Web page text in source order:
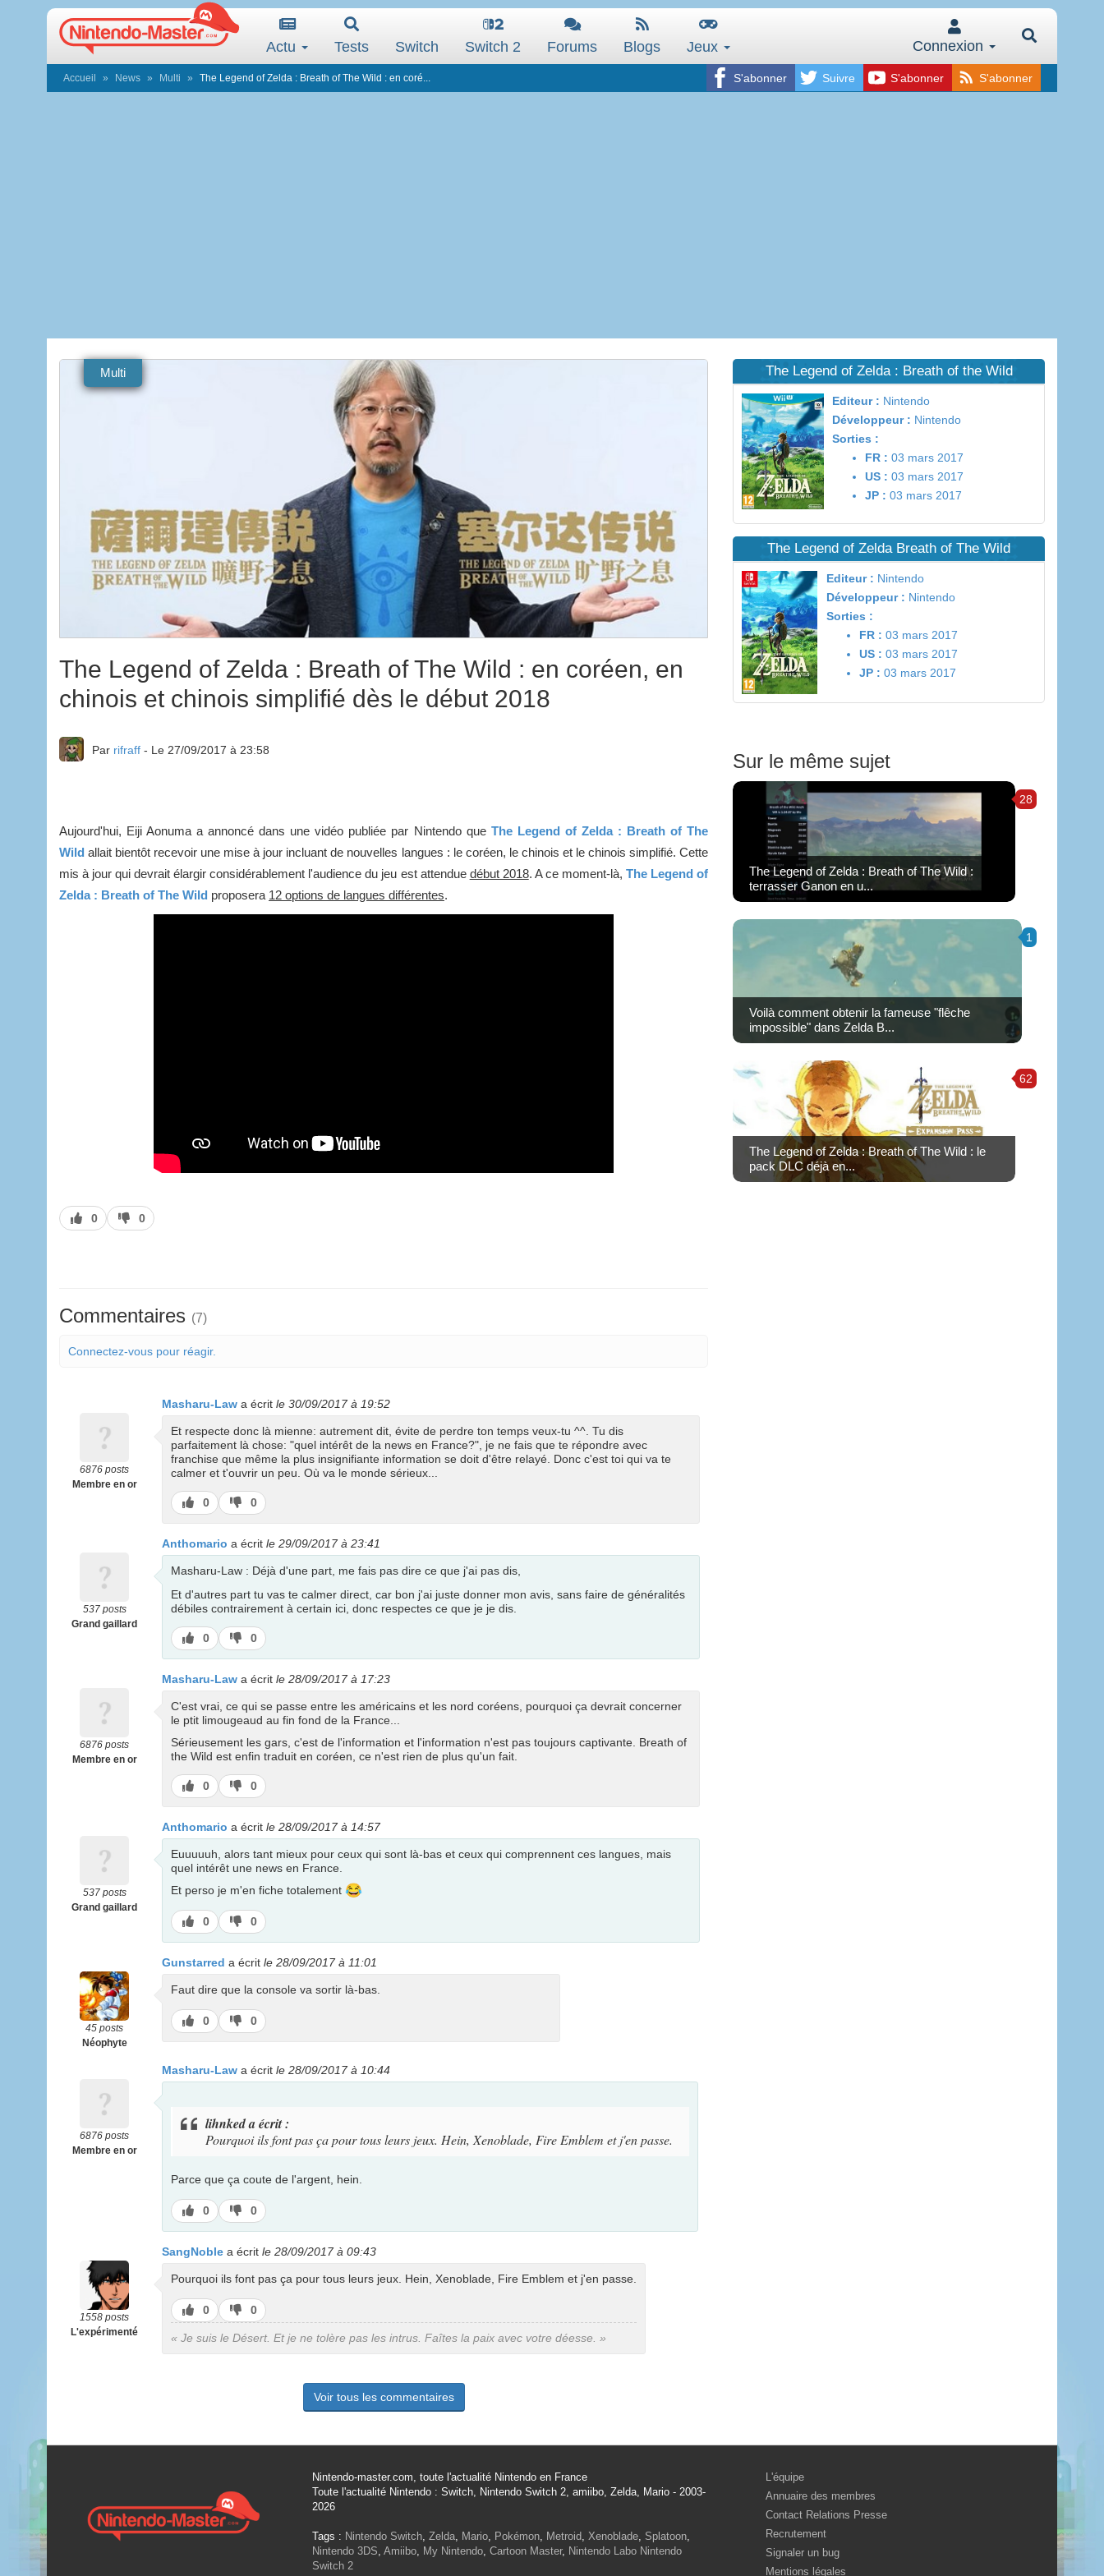
Actu Tests Switch Switch 2 Forums Blogs Jeux Connexion
S'abonner Suivre S'abonner S'abonner
Accueil News Multi The Legend of Zelda : Breath of The Wild : en coré...
Multi
The Legend of Zelda : Breath of The Wild : en coréen, en
chinois et chinois simplifié dès le début 2018
Par rifraff - Le 27/09/2017 à 23:58
Aujourd'hui, Eiji Aonuma a annoncé dans une vidéo publiée par Nintendo que The Legend of Zelda : Breath of The
Wild allait bientôt recevoir une mise à jour incluant de nouvelles langues : le coréen, le chinois et le chinois simplifié. Cette
mis à jour qui devrait élargir considérablement l'audience du jeu est attendue début 2018. A ce moment-là, The Legend of
Zelda : Breath of The Wild ​proposera 12 options de langues différentes.
J’aime
0
J’aime
pas
0
Commentaires (7)
Connectez-vous pour réagir.
6876 posts
Membre en or
Masharu-Law a écrit le 30/09/2017 à 19:52
Et respecte donc là mienne: autrement dit, évite de perdre ton temps veux-tu ^^. Tu dis
parfaitement là chose: "quel intérêt de la news en France?", je ne fais que te répondre avec
franchise que même la plus insignifiante information se doit d'être relayé. Donc c'est toi qui va te
calmer et t'ouvrir un peu. Où va le monde sérieux...
J’aime
0
J’aime
pas
0
537 posts
Grand gaillard
Anthomario a écrit le 29/09/2017 à 23:41
Masharu-Law : Déjà d'une part, me fais pas dire ce que j'ai pas dis,
Et d'autres part tu vas te calmer direct, car bon j'ai juste donner mon avis, sans faire de généralités
débiles contrairement à certain ici, donc respectes ce que je je dis.
J’aime
0
J’aime
pas
0
6876 posts
Membre en or
Masharu-Law a écrit le 28/09/2017 à 17:23
C'est vrai, ce qui se passe entre les américains et les nord coréens, pourquoi ça devrait concerner
le ptit limougeaud au fin fond de la France...
Sérieusement les gars, c'est de l'information et l'information n'est pas toujours captivante. Breath of
the Wild est enfin traduit en coréen, ce n'est rien de plus qu'un fait.
J’aime
0
J’aime
pas
0
537 posts
Grand gaillard
Anthomario a écrit le 28/09/2017 à 14:57
Euuuuuh, alors tant mieux pour ceux qui sont là-bas et ceux qui comprennent ces langues, mais
quel intérêt une news en France.
Et perso je m'en fiche totalement 😂
J’aime
0
J’aime
pas
0
45 posts
Néophyte
Gunstarred a écrit le 28/09/2017 à 11:01
Faut dire que la console va sortir là-bas.
J’aime
0
J’aime
pas
0
6876 posts
Membre en or
Masharu-Law a écrit le 28/09/2017 à 10:44
lihnked a écrit :
Pourquoi ils font pas ça pour tous leurs jeux. Hein, Xenoblade, Fire Emblem et j'en passe.
Parce que ça coute de l'argent, hein.
J’aime
0
J’aime
pas
0
1558 posts
L'expérimenté
SangNoble a écrit le 28/09/2017 à 09:43
Pourquoi ils font pas ça pour tous leurs jeux. Hein, Xenoblade, Fire Emblem et j'en passe.
J’aime
0
J’aime
pas
0
« Je suis le Désert. Et je ne tolère pas les intrus. Faîtes la paix avec votre déesse. »
Voir tous les commentaires
The Legend of Zelda : Breath of the Wild
Editeur : Nintendo
Développeur : Nintendo
Sorties :
FR : 03 mars 2017
US : 03 mars 2017
JP : 03 mars 2017
The Legend of Zelda Breath of The Wild
Editeur : Nintendo
Développeur : Nintendo
Sorties :
FR : 03 mars 2017
US : 03 mars 2017
JP : 03 mars 2017
Sur le même sujet
28
The Legend of Zelda : Breath of The Wild :
terrasser Ganon en u...
1
Voilà comment obtenir la fameuse "flêche
impossible" dans Zelda B...
62
The Legend of Zelda : Breath of The Wild : le
pack DLC déjà en...
Nintendo-master.com, toute l'actualité Nintendo en France
Toute l'actualité Nintendo : Switch, Nintendo Switch 2, amiibo, Zelda, Mario - 2003-
2026
Tags : Nintendo Switch, Zelda, Mario, Pokémon, Metroid, Xenoblade, Splatoon,
Nintendo 3DS Amiibo, My Nintendo, Cartoon Master, Nintendo Labo Nintendo
Switch 2
L'équipe
Annuaire des membres
Contact Relations Presse
Recrutement
Signaler un bug
Mentions légales